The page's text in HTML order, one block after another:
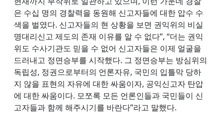
은 수십 명의 경찰력을 동원해 신고자들에 대한 압수 수
색을 벌였다. 신고자들의 현 상황을 보면 권익위의 비실
명대리신고 제도의 존재 이유를 알 수 없다”, “더는 권익
위도 수사기관도 믿을 수 없어 신고자들은 이제 얼굴을
드러내고 정면승부를 시작했다. 그 정면승부는 방심위의
독립성, 정권으로부터의 언론자유, 국민의 입틀막 당하
지 않을 표현의 자유에 대한 싸움이자, 공익신고자 탄압
에 대한 싸움이다. 모쪼록 모든 언론인들과 국민들이 신
고자들과 함께 해주시기를 바란다”라고 말했다.